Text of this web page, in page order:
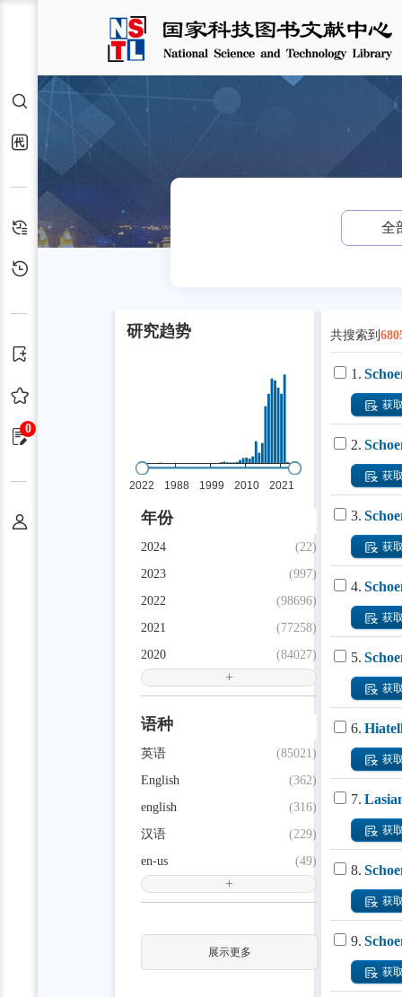
检索
代查代借
检索历史
0
全
年份
(22)
2024
(997)
2023
(98696)
2022
(77258)
2021
(84027)
2020
+
语种
(85021)
英语
(362)
English
(316)
english
(229)
汉语
(49)
en-us
+
展示更多
共搜索到
1.
获
2.
获
3.
获
4.
获
5.
获
6.
获
7.
获
8.
获
9.
获